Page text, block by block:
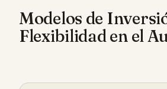
Modelos de
Flexibilidad en el